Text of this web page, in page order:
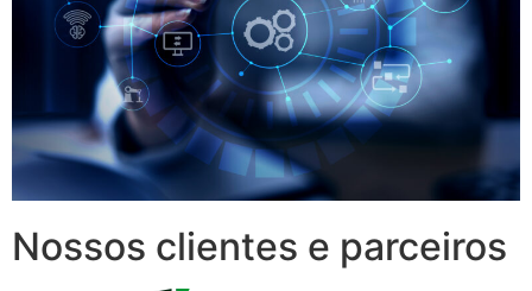
Nossos clientes e parceiros